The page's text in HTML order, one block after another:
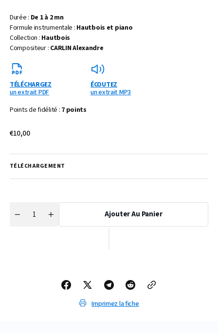
Durée : De 1 à 2 mn
Formule instrumentale : Hautbois et piano
Collection : Hautbois
Compositeur : CARLIN Alexandre
TÉLÉCHARGEZ
un extrait PDF
ÉCOUTEZ
un extrait MP3
Points de fidélité : 7 points
Prix
€10,00
TÉLÉCHARGEMENT
Réduire
Quantité
Augmenter
Ajouter Au Panier
Imprimez la fiche